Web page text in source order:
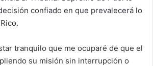
confiado en que prevalecerá lo
tranquilo que me ocuparé de que el
su misión sin interrupción o